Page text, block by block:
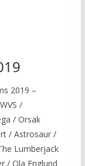
2019 –
/
/ Orsak
/ Astrosaur /
Lumberjack
/ Ola Englund